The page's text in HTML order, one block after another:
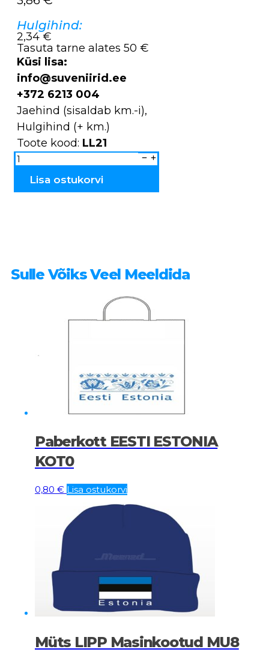
Hulgihind:
2,34 €
Tasuta tarne alates 50 €
Küsi lisa:
info@suveniirid.ee
+372 6213 004
Jaehind (sisaldab km.-i),
Hulgihind (+ km.)
Toote kood: LL21
Lõikelaud
graveeritud
pildiga
Lisa ostukorvi
Sulle Võiks Veel Meeldida
Paberkott EESTI ESTONIA
KOT0
0,80 € Lisa ostukorvi
Müts LIPP Masinkootud MU8